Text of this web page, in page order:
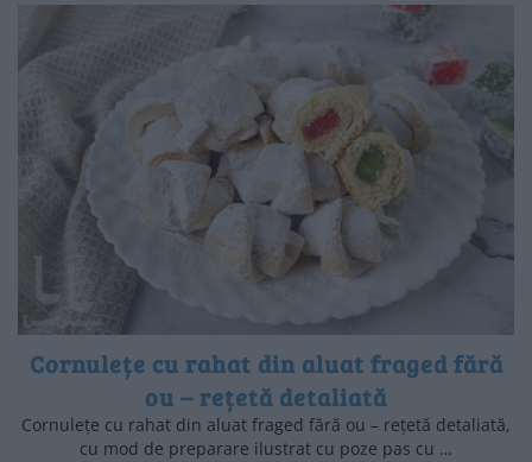
Cornulețe cu rahat din aluat fraged fără
ou – rețetă detaliată
Cornulețe cu rahat din aluat fraged fără ou – rețetă detaliată,
cu mod de preparare ilustrat cu poze pas cu …